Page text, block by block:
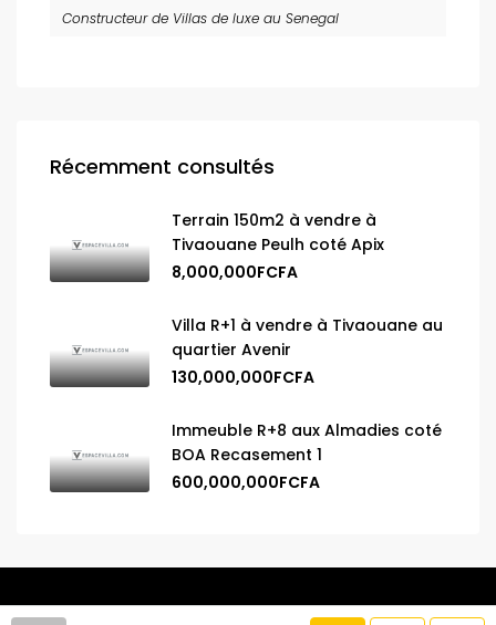
Constructeur de Villas de luxe au Senegal
Récemment consultés
Terrain 150m2 à vendre à
Tivaouane Peulh coté Apix
8,000,000FCFA
Villa R+1 à vendre à Tivaouane au
quartier Avenir
130,000,000FCFA
Immeuble R+8 aux Almadies coté
BOA Recasement 1
600,000,000FCFA
© 2025 Espace Villa. Tous droits réservés